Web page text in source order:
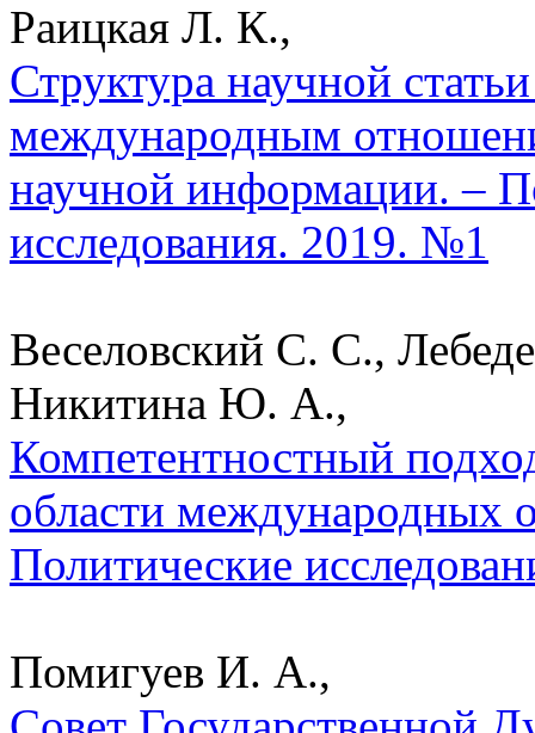
Раицкая Л. К.,
Структура научной
международным
научной информации. –
исследования. 2019. №1
Веселовский С. С.,
Никитина Ю. А.,
Компетентностный
области международных
Политические
Помигуев И. А.,